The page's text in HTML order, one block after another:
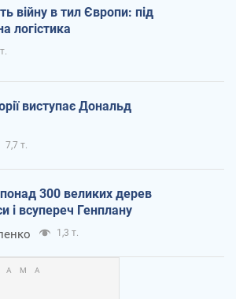
війну в тил Європи: під
логістика
виступає Дональд
7,7 т.
300 великих дерев
і всупереч Генплану
1,3 т.